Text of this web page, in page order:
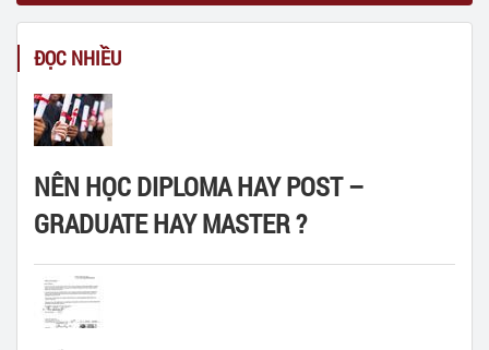
ĐỌC NHIỀU
NÊN HỌC DIPLOMA HAY POST –
GRADUATE HAY MASTER ?